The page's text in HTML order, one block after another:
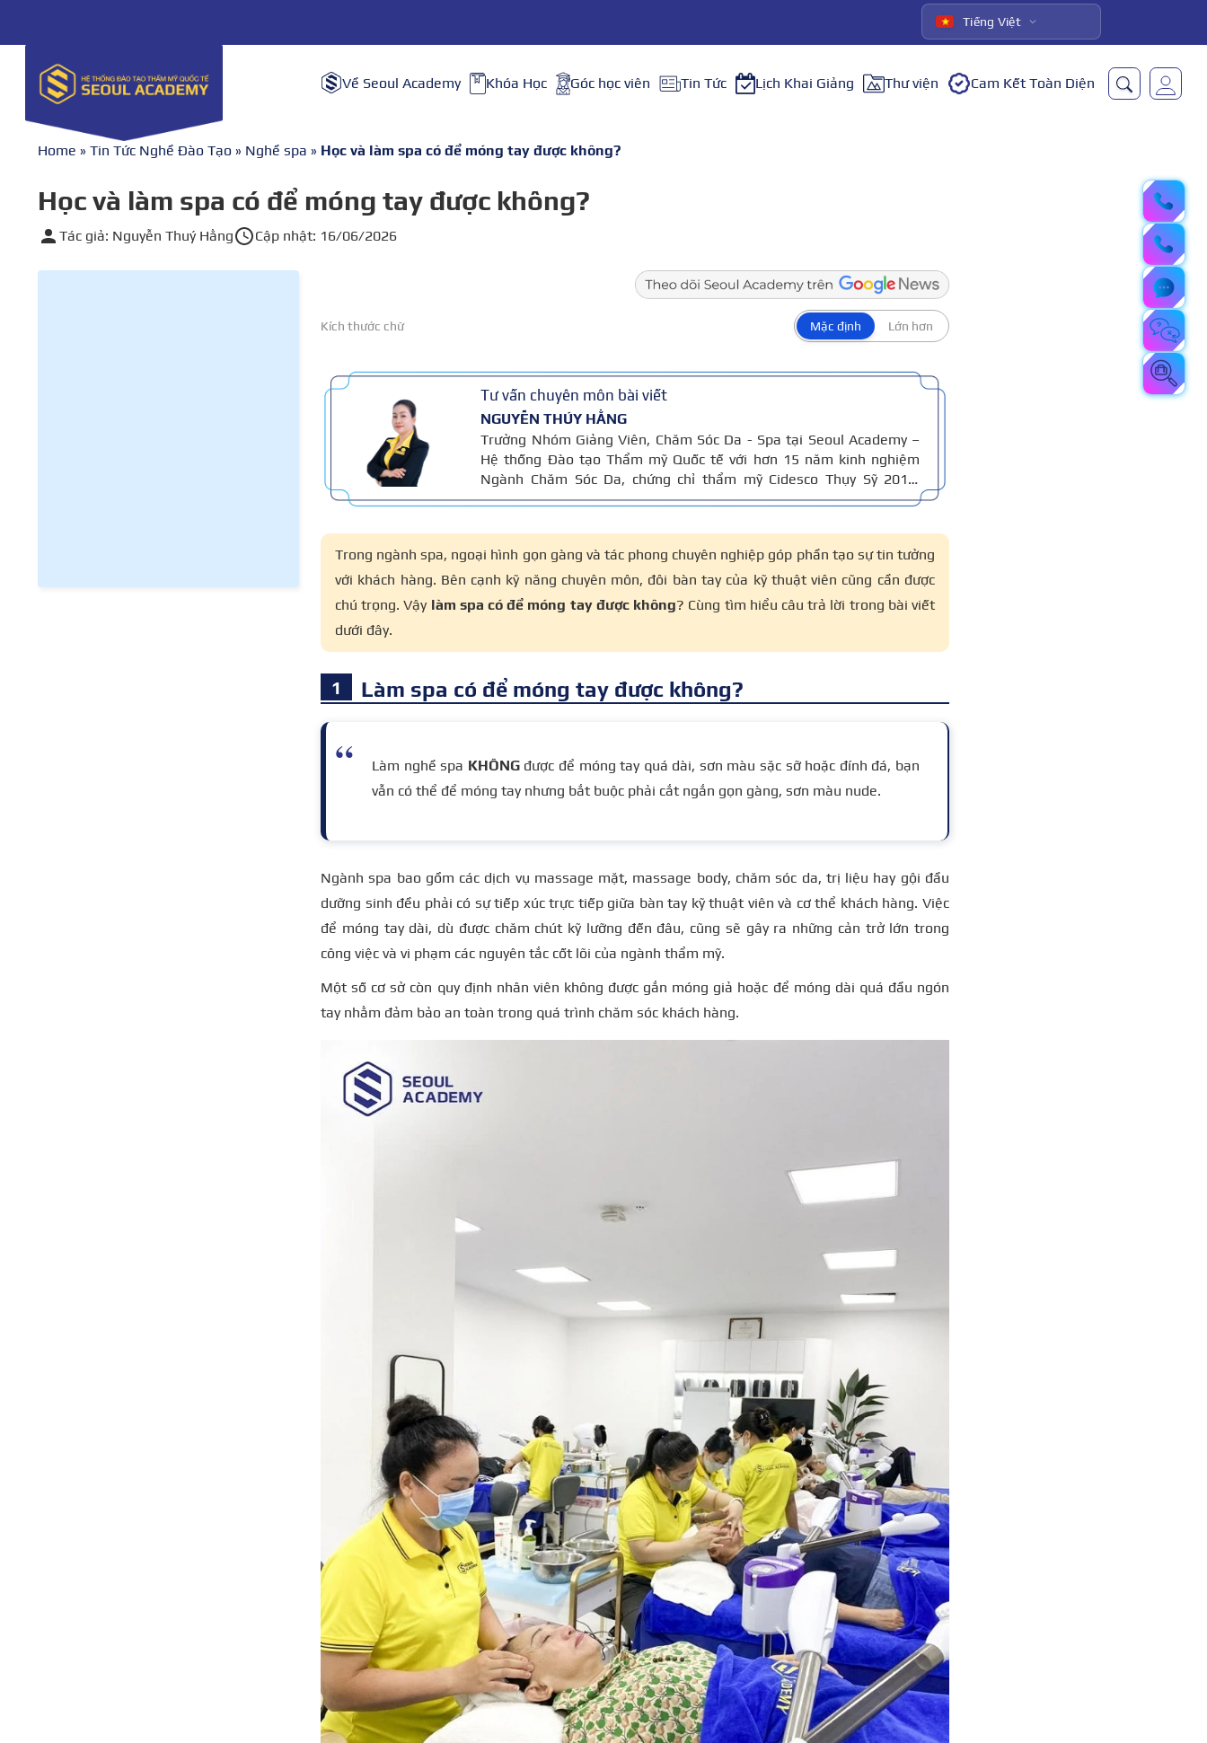
Tiếng Việt
Về Seoul Academy Khóa Học Góc học viên Tin Tức Lịch Khai Giảng Thư viện Cam Kết Toàn Diện
Home » Tin Tức Nghề Đào Tạo » Nghề spa » Học và làm spa có để móng tay được không?
Học và làm spa có để móng tay được không?
Tác giả: Nguyễn Thuý Hằng Cập nhật: 16/06/2026
Kích thước chữ Mặc định Lớn hơn
Tư vấn chuyên môn bài viết
NGUYỄN THÚY HẰNG
Trưởng Nhóm Giảng Viên, Chăm Sóc Da - Spa tại Seoul Academy –
Hệ thống Đào tạo Thẩm mỹ Quốc tế với hơn 15 năm kinh nghiệm
Ngành Chăm Sóc Da, chứng chỉ thẩm mỹ Cidesco Thụy Sỹ 2011,
chứng chỉ chuyên sâu Body Cibtac Singapore, ban giám khảo Hiệp
Trong ngành spa, ngoại hình gọn gàng và tác phong chuyên nghiệp góp phần tạo sự tin tưởng
với khách hàng. Bên cạnh kỹ năng chuyên môn, đôi bàn tay của kỹ thuật viên cũng cần được
chú trọng. Vậy làm spa có để móng tay được không? Cùng tìm hiểu câu trả lời trong bài viết
dưới đây.
Làm spa có để móng tay được không?
Làm nghề spa KHÔNGđược để móng tay quá dài, sơn màu sặc sỡ hoặc đính đá, bạn
vẫn có thể để móng tay nhưng bắt buộc phải cắt ngắn gọn gàng, sơn màu nude.
Ngành spa bao gồm các dịch vụ massage mặt, massage body, chăm sóc da, trị liệu hay gội đầu
dưỡng sinh đều phải có sự tiếp xúc trực tiếp giữa bàn tay kỹ thuật viên và cơ thể khách hàng. Việc
để móng tay dài, dù được chăm chút kỹ lưỡng đến đâu, cũng sẽ gây ra những cản trở lớn trong
công việc và vi phạm các nguyên tắc cốt lõi của ngành thẩm mỹ.
Một số cơ sở còn quy định nhân viên không được gắn móng giả hoặc để móng dài quá đầu ngón
tay nhằm đảm bảo an toàn trong quá trình chăm sóc khách hàng.